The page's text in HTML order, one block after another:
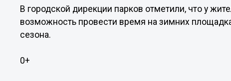
В городской дирекции парков отметили, что у
возможность провести время на зимних
сезона.
0+